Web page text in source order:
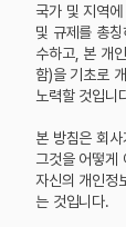
국가 및 지역
및 규제를 총칭
수하고, 본 개
함)을 기초로
노력할 것입니
본 방침은 회
그것을 어떻게
자신의 개인정
는 것입니다.